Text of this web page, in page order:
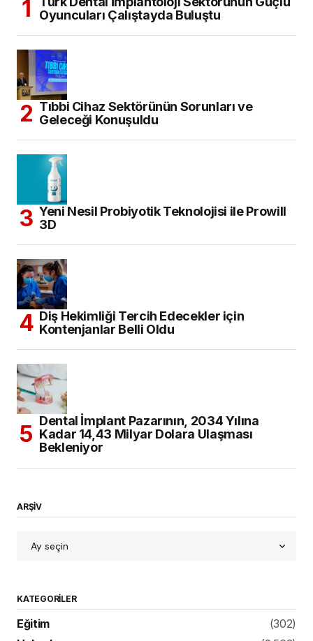
Oyuncuları Çalıştayda Buluştu
Tıbbi Cihaz Sektörünün Sorunları ve
Geleceği Konuşuldu
Yeni Nesil Probiyotik Teknolojisi ile Prowill
3D
Diş Hekimliği Tercih Edecekler için
Kontenjanlar Belli Oldu
Dental İmplant Pazarının, 2034 Yılına
Kadar 14,43 Milyar Dolara Ulaşması
Bekleniyor
ARŞİV
KATEGORILER
Eğitim
(302)